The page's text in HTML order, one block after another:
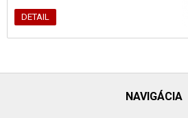
DETAIL
NAVIGÁCIA